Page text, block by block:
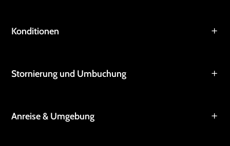
Konditionen
Stornierung und Umbuchung
Anreise & Umgebung